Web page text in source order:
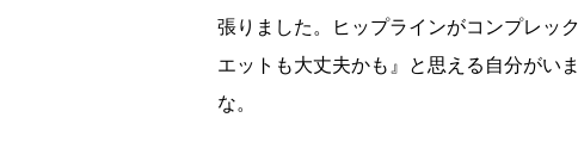
張りました。ヒップラインがコンプレッ
エットも大丈夫かも』と思える自分がい
な。